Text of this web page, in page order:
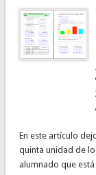
En este artículo
quinta unidad de
alumnado que